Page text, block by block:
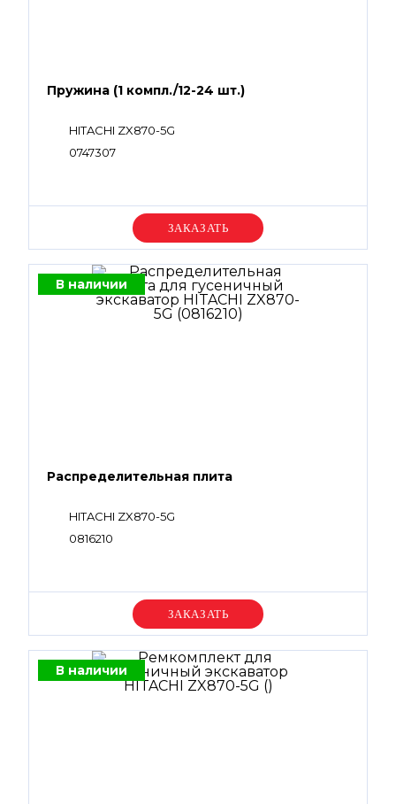
Пружина (1 компл./12-24 шт.)
HITACHI ZX870-5G
0747307
Уточняйте цену
В наличии
Распределительная плита
HITACHI ZX870-5G
0816210
Уточняйте цену
В наличии